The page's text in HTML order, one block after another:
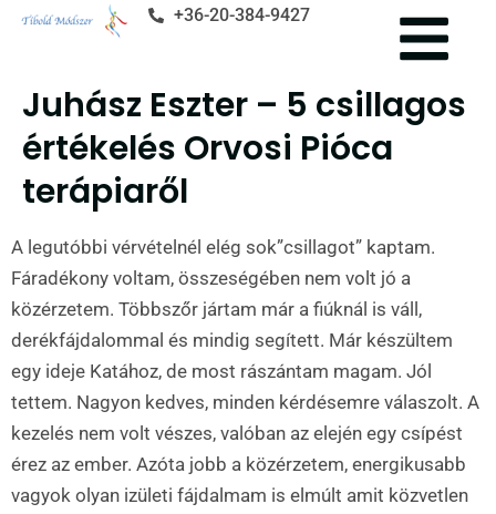
+36-20-384-9427
Juhász Eszter – 5 csillagos
értékelés Orvosi Pióca
terápiaről
A legutóbbi vérvételnél elég sok”csillagot” kaptam.
Fáradékony voltam, összeségében nem volt jó a
közérzetem. Többszőr jártam már a fiúknál is váll,
derékfájdalommal és mindig segített. Már készültem
egy ideje Katához, de most rászántam magam. Jól
tettem. Nagyon kedves, minden kérdésemre válaszolt. A
kezelés nem volt vészes, valóban az elején egy csípést
érez az ember. Azóta jobb a közérzetem, energikusabb
vagyok olyan izületi fájdalmam is elmúlt amit közvetlen